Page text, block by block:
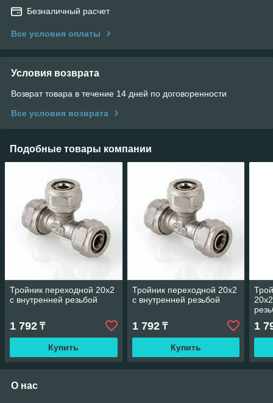
Безналичный расчет
Все условия оплаты
Условия возврата
Возврат товара в течение 14 дней по договоренности
Все условия возврата
Подобные товары компании
Тройник переходной 20x2
с внутренней резьбой
1 792 ₸
Купить
Тройник переходной 20x2
с внутренней резьбой
1 792₸
Купить
1
О нас